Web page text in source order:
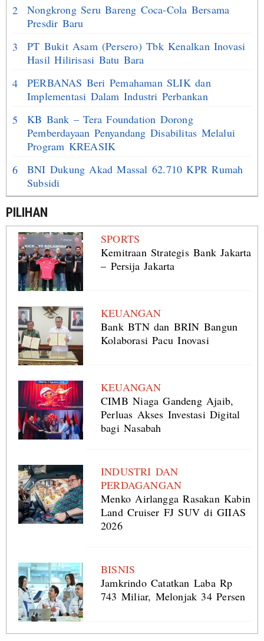
2
Nongkrong Seru Bareng Coca-Cola Bersama
Presdir Baru
3
PT Bukit Asam (Persero) Tbk Kenalkan Inovasi
Hasil Hilirisasi Batu Bara
4
PERBANAS Beri Pemahaman SLIK dan
Implementasi Dalam Industri Perbankan
5
KB Bank – Tera Foundation Dorong
Pemberdayaan Penyandang Disabilitas Melalui
Program KREASIK
6
BNI Dukung Akad Massal 62.710 KPR Rumah
Subsidi
PILIHAN
SPORTS
Kemitraan Strategis Bank Jakarta
– Persija Jakarta
KEUANGAN
Bank BTN dan BRIN Bangun
Kolaborasi Pacu Inovasi
KEUANGAN
CIMB Niaga Gandeng Ajaib,
Perluas Akses Investasi Digital
bagi Nasabah
INDUSTRI DAN
PERDAGANGAN
Menko Airlangga Rasakan Kabin
Land Cruiser FJ SUV di GIIAS
2026
BISNIS
Jamkrindo Catatkan Laba Rp
743 Miliar, Melonjak 34 Persen